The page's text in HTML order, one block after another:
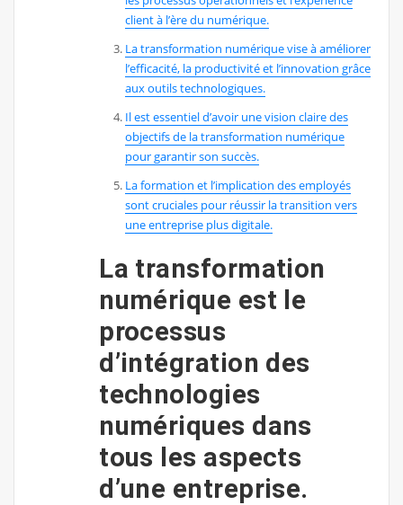
client à l’ère du numérique.
La transformation numérique vise à améliorer
l’efficacité, la productivité et l’innovation grâce
aux outils technologiques.
Il est essentiel d’avoir une vision claire des
objectifs de la transformation numérique
pour garantir son succès.
La formation et l’implication des employés
sont cruciales pour réussir la transition vers
une entreprise plus digitale.
La transformation
numérique est le
processus
d’intégration des
technologies
numériques dans
tous les aspects
d’une entreprise.